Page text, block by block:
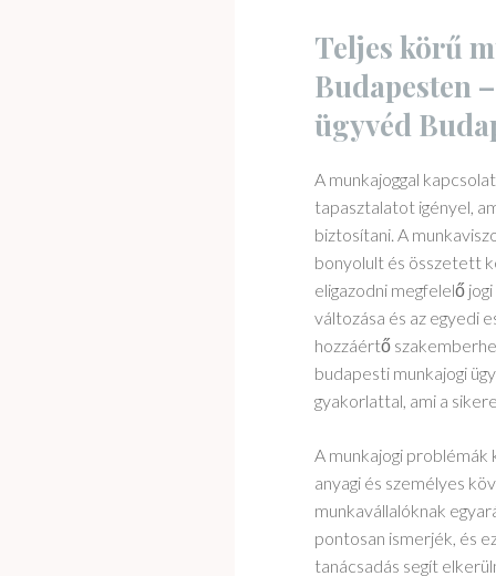
Teljes körű
Budapesten
ügyvéd
A munkajoggal
tapasztalatot igényel,
biztosítani. A
bonyolult és összetett
eligazodni megfelelő
változása és az egyedi
hozzáértő
budapesti munkajogi
gyakorlattal, ami a
A munkajogi
anyagi és személyes
munkavállalóknak
pontosan ismerjék, és
tanácsadás segít